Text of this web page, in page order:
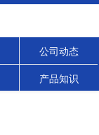
公司动态
产品知识